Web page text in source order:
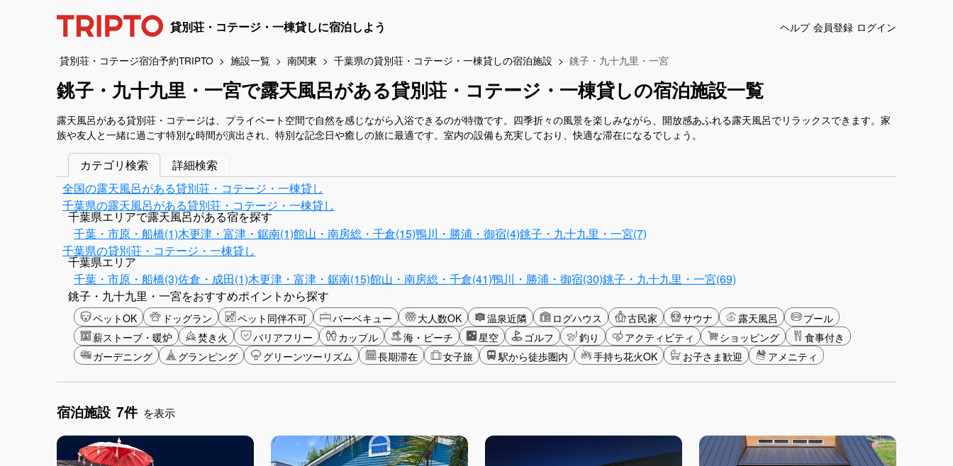
貸別荘・コテージ・一棟貸しに宿泊しよう ヘルプ 会員登録 ログイン
貸別荘・コテージ宿泊予約TRIPTO 施設一覧 南関東 千葉県の貸別荘・コテージ・一棟貸しの宿泊施設 銚子・九十九里・一宮
銚子・九十九里・一宮で露天風呂がある貸別荘・コテージ・一棟貸しの宿泊施設一覧
露天風呂がある貸別荘・コテージは、プライベート空間で自然を感じながら入浴できるのが特徴です。四季折々の風景を楽しみながら、開放感あふれる露天風呂でリラックスできます。家
族や友人と一緒に過ごす特別な時間が演出され、特別な記念日や癒しの旅に最適です。室内の設備も充実しており、快適な滞在になるでしょう。
カテゴリ検索
詳細検索
全国の露天風呂がある貸別荘・コテージ・一棟貸し
千葉県の露天風呂がある貸別荘・コテージ・一棟貸し
千葉県エリアで露天風呂がある宿を探す
千葉・市原・船橋(1)木更津・富津・鋸南(1)館山・南房総・千倉(15)鴨川・勝浦・御宿(4)銚子・九十九里・一宮(7)
千葉県の貸別荘・コテージ・一棟貸し
千葉県エリア
千葉・市原・船橋(3)佐倉・成田(1)木更津・富津・鋸南(15)館山・南房総・千倉(41)鴨川・勝浦・御宿(30)銚子・九十九里・一宮(69)
銚子・九十九里・一宮をおすすめポイントから探す
ペットOK ドッグラン ペット同伴不可 バーベキュー 大人数OK 温泉近隣 ログハウス 古民家 サウナ 露天風呂
プール
薪ストーブ・暖炉
焚き火 バリアフリー カップル 海・ビーチ 星空 ゴルフ 釣り アクティビティ ショッピング
食事付き
ガーデニング
グランピング グリーンツーリズム 長期滞在 女子旅 駅から徒歩圏内 手持ち花火OK お子さま歓迎 アメニティ
宿泊施設 7件 を表示